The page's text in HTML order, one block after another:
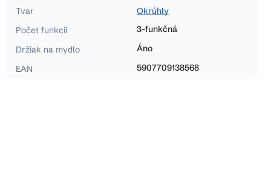
Tvar
Okrúhly
Počet funkcií
3-funkčná
Držiak na mydlo
Áno
EAN
5907709138568